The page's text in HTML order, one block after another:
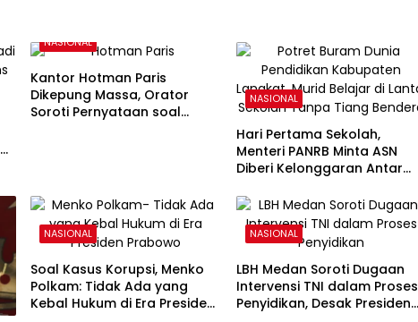
NASIONAL
Kantor Hotman Paris
Dikepung Massa, Orator
Soroti Pernyataan soal
NASIONAL
Hari Pertama Sekolah,
Menteri PANRB Minta ASN
Diberi Kelonggaran Antar
NASIONAL
Soal Kasus Korupsi, Menko
Polkam: Tidak Ada yang
Kebal Hukum di Era Presiden
NASIONAL
LBH Medan Soroti Dugaan
Intervensi TNI dalam Proses
Penyidikan, Desak Presiden